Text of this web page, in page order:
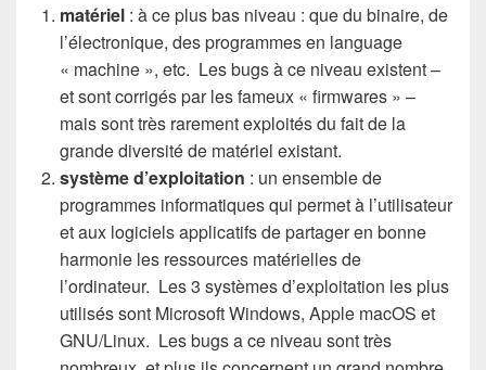
matériel : à ce plus bas niveau : que du binaire, de
l’électronique, des programmes en language
« machine », etc. Les bugs à ce niveau existent –
et sont corrigés par les fameux « firmwares » –
mais sont très rarement exploités du fait de la
grande diversité de matériel existant.
système d’exploitation : un ensemble de
programmes informatiques qui permet à l’utilisateur
et aux logiciels applicatifs de partager en bonne
harmonie les ressources matérielles de
l’ordinateur. Les 3 systèmes d’exploitation les plus
utilisés sont Microsoft Windows, Apple macOS et
GNU/Linux. Les bugs a ce niveau sont très